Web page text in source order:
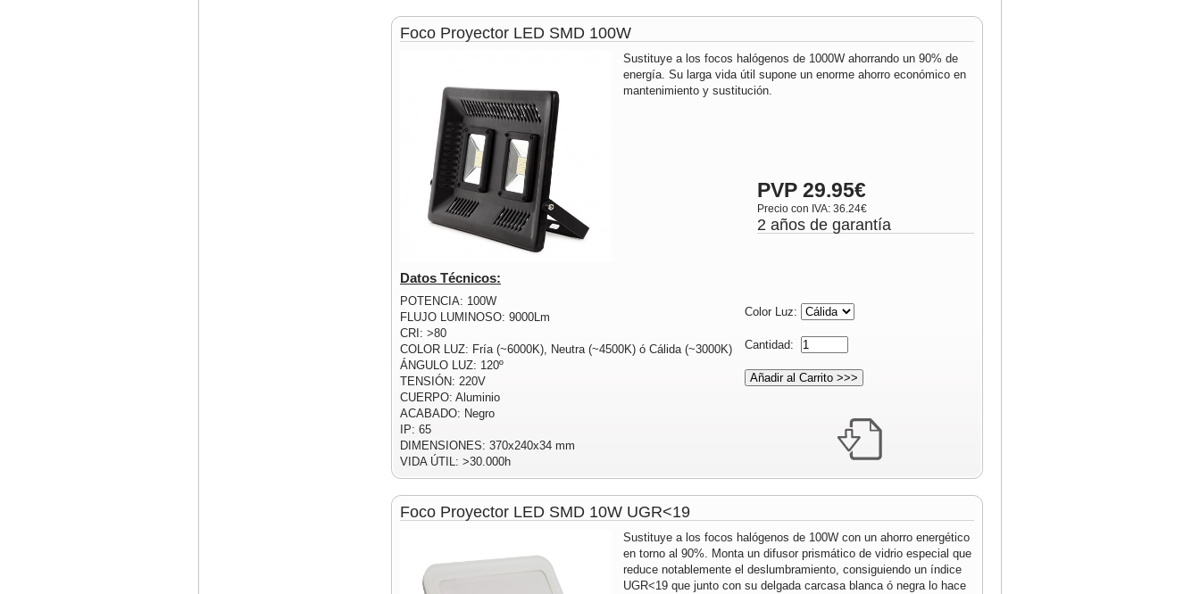
Foco Proyector LED SMD 100W
Sustituye a los focos halógenos de 1000W ahorrando un 90% de
energía. Su larga vida útil supone un enorme ahorro económico en
mantenimiento y sustitución.
PVP 29.95€
Precio con IVA: 36.24€
2 años de garantía
Datos Técnicos:
POTENCIA: 100W
FLUJO LUMINOSO: 9000Lm
CRI: >80
COLOR LUZ: Fría (~6000K), Neutra (~4500K) ó Cálida (~3000K)
ÁNGULO LUZ: 120º
TENSIÓN: 220V
CUERPO: Aluminio
ACABADO: Negro
IP: 65
DIMENSIONES: 370x240x34 mm
VIDA ÚTIL: >30.000h
Color Luz:
Cantidad:
Foco Proyector LED SMD 10W UGR<19
Sustituye a los focos halógenos de 100W con un ahorro energético
en torno al 90%. Monta un difusor prismático de vidrio especial que
reduce notablemente el deslumbramiento, consiguiendo un índice
UGR<19 que junto con su delgada carcasa blanca ó negra lo hace